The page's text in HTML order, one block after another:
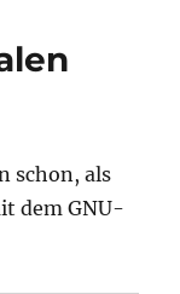
schon, als
dem GNU-